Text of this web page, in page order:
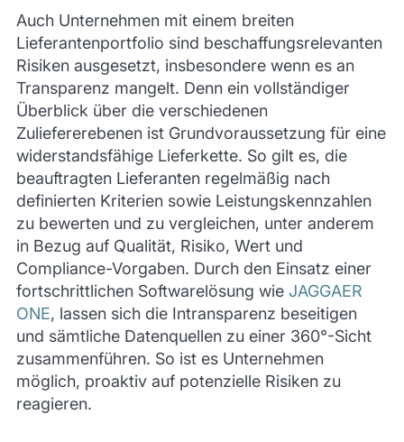
Auch Unternehmen mit einem breiten
Lieferantenportfolio sind beschaffungsrelevanten
Risiken ausgesetzt, insbesondere wenn es an
Transparenz mangelt. Denn ein vollständiger
Überblick über die verschiedenen
Zuliefererebenen ist Grundvoraussetzung für eine
widerstandsfähige Lieferkette. So gilt es, die
beauftragten Lieferanten regelmäßig nach
definierten Kriterien sowie Leistungskennzahlen
zu bewerten und zu vergleichen, unter anderem
in Bezug auf Qualität, Risiko, Wert und
Compliance-Vorgaben. Durch den Einsatz einer
fortschrittlichen Softwarelösung wie JAGGAER
ONE, lassen sich die Intransparenz beseitigen
und sämtliche Datenquellen zu einer 360°-Sicht
zusammenführen. So ist es Unternehmen
möglich, proaktiv auf potenzielle Risiken zu
reagieren.